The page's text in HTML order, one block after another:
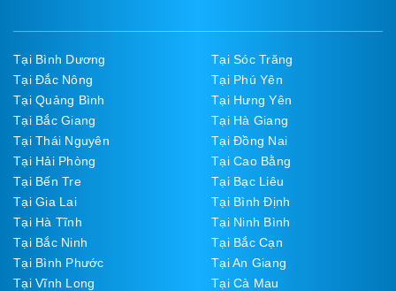
Tại Bình Dương
Tại Sóc Trăng
Tại Đắc Nông
Tại Phú Yên
Tại Quảng Bình
Tại Hưng Yên
Tại Bắc Giang
Tại Hà Giang
Tại Thái Nguyên
Tại Đồng Nai
Tại Hải Phòng
Tại Cao Bằng
Tại Bến Tre
Tại Bạc Liêu
Tại Gia Lai
Tại Bình Định
Tại Hà Tĩnh
Tại Ninh Bình
Tại Bắc Ninh
Tại Bắc Cạn
Tại Bình Phước
Tại An Giang
Tại Vĩnh Long
Tại Cà Mau